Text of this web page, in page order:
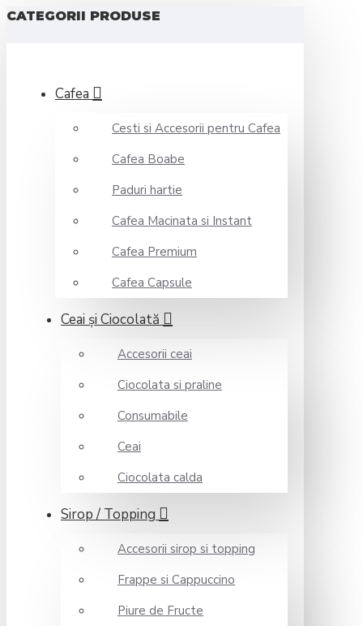
CATEGORII PRODUSE
Cafea
Cesti si Accesorii pentru Cafea
Cafea Boabe
Paduri hartie
Cafea Macinata si Instant
Cafea Premium
Cafea Capsule
Ceai şi Ciocolată
Accesorii ceai
Ciocolata si praline
Consumabile
Ceai
Ciocolata calda
Sirop / Topping
Accesorii sirop si topping
Frappe si Cappuccino
Piure de Fructe